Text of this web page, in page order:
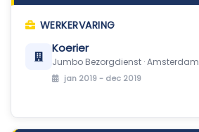
WERKERVARING
Koerier
Jumbo Bezorgdienst · Amsterdam
jan 2019 - dec 2019